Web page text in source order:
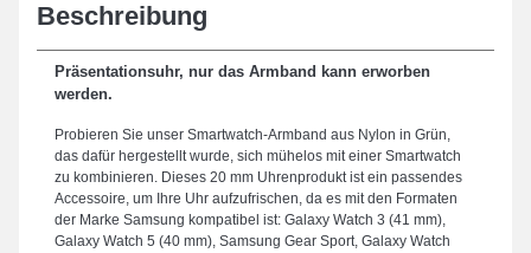
Beschreibung
Präsentationsuhr, nur das Armband kann erworben
werden.
Probieren Sie unser Smartwatch-Armband aus Nylon in Grün,
das dafür hergestellt wurde, sich mühelos mit einer Smartwatch
zu kombinieren. Dieses 20 mm Uhrenprodukt ist ein passendes
Accessoire, um Ihre Uhr aufzufrischen, da es mit den Formaten
der Marke Samsung kompatibel ist: Galaxy Watch 3 (41 mm),
Galaxy Watch 5 (40 mm), Samsung Gear Sport, Galaxy Watch